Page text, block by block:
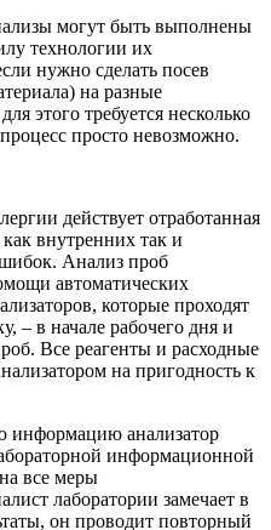
могут быть выполнены
технологии их
нужно сделать посев
на разные
этого требуется несколько
просто невозможно.
действует отработанная
как внутренних так и
Анализ проб
автоматических
которые проходят
– в начале рабочего дня и
Все реагенты и расходные
на пригодность к
информацию анализатор
информационной
все меры
лаборатории замечает в
он проводит повторный